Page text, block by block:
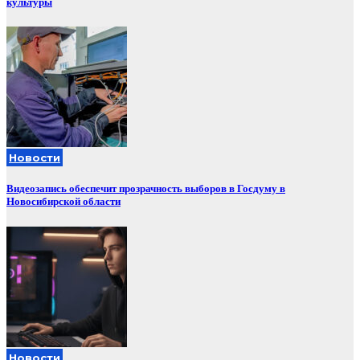
Новости
Видеозапись обеспечит прозрачность выборов в Госдуму в
Новосибирской области
Новости